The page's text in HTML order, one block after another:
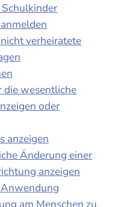
verheiratete
die wesentliche
oder
anzeigen
Änderung einer
anzeigen